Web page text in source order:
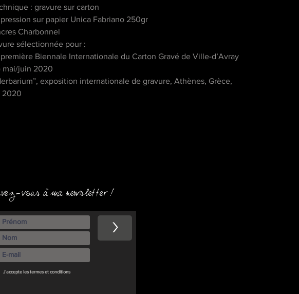
: gravure sur carton
sur papier Unica Fabriano 250gr
Charbonnel
sélectionnée pour :
première Biennale Internationale du Carton Gravé de Ville-d’Avray
mai/juin 2020
exposition internationale de gravure, Athènes, Grèce,
2020
vous à ma newsletter !
J’accepte les termes et conditions
>